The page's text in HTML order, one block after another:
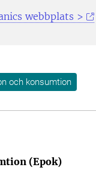
webbplats >
och konsumtion
(Epok)